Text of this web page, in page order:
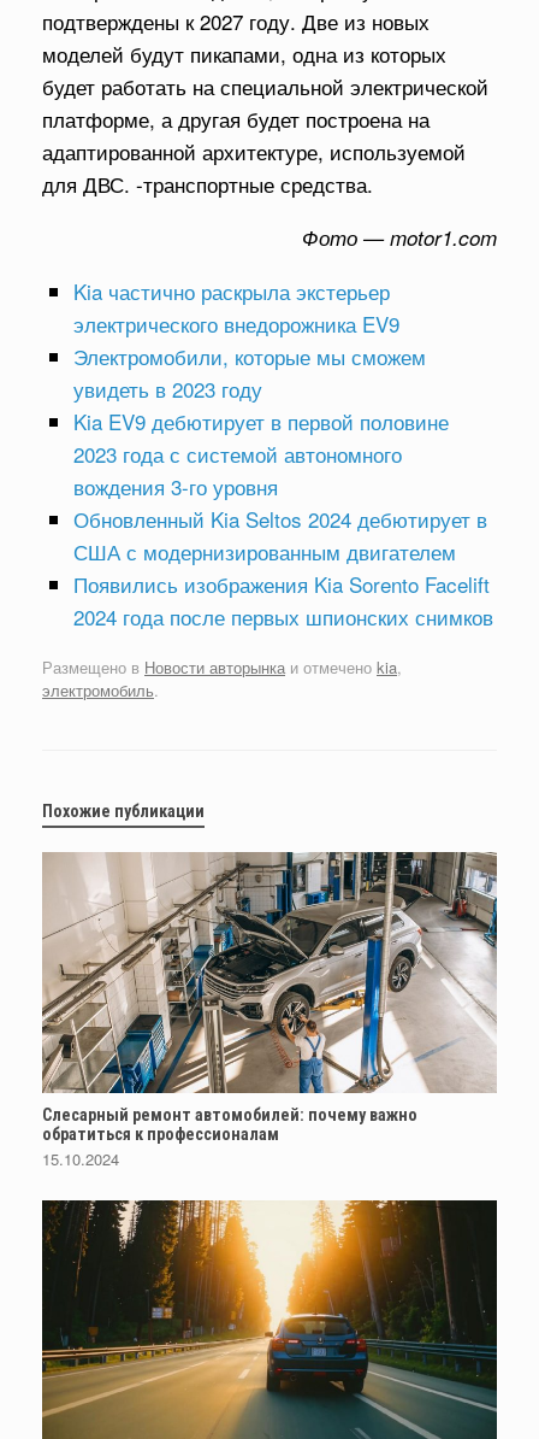
подтверждены к 2027 году. Две из новых
моделей будут пикапами, одна из которых
будет работать на специальной электрической
платформе, а другая будет построена на
адаптированной архитектуре, используемой
для ДВС. -транспортные средства.
Фото — motor1.com
Kia частично раскрыла экстерьер
электрического внедорожника EV9
Электромобили, которые мы сможем
увидеть в 2023 году
Kia EV9 дебютирует в первой половине
2023 года с системой автономного
вождения 3-го уровня
Обновленный Kia Seltos 2024 дебютирует в
США с модернизированным двигателем
Появились изображения Kia Sorento Facelift
2024 года после первых шпионских снимков
Размещено в Новости авторынка и отмечено kia,
электромобиль.
Похожие публикации
Слесарный ремонт автомобилей: почему важно
обратиться к профессионалам
15.10.2024